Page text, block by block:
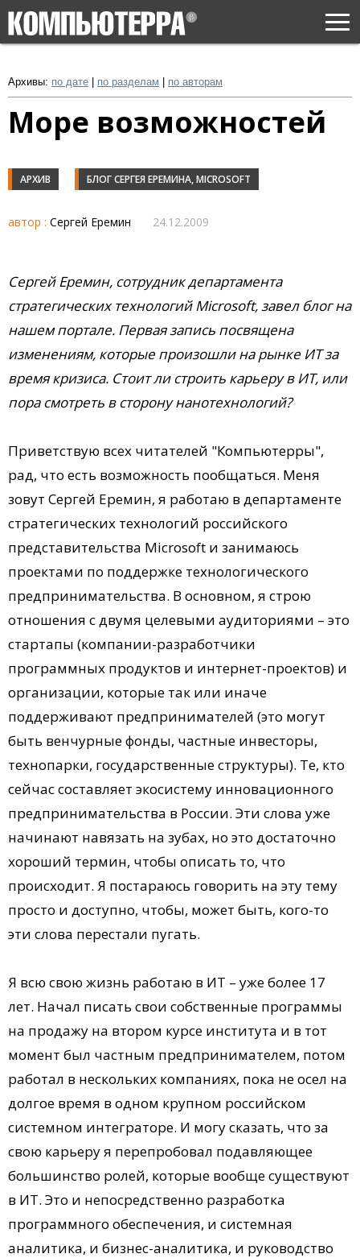
Архивы: по дате по разделам по авторам
Море возможностей
АРХИВ БЛОГ СЕРГЕЯ ЕРЕМИНА, MICROSOFT
автор : Сергей Еремин 24.12.2009
Сергей Еремин, сотрудник департамента
стратегических технологий Microsoft, завел блог на
нашем портале. Первая запись посвящена
изменениям, которые произошли на рынке ИТ за
время кризиса. Стоит ли строить карьеру в ИТ, или
пора смотреть в сторону нанотехнологий?
Приветствую всех читателей "Компьютерры",
рад, что есть возможность пообщаться. Меня
зовут Сергей Еремин, я работаю в департаменте
стратегических технологий российского
представительства Microsoft и занимаюсь
проектами по поддержке технологического
предпринимательства. В основном, я строю
отношения с двумя целевыми аудиториями – это
стартапы (компании-разработчики
программных продуктов и интернет-проектов) и
организации, которые так или иначе
поддерживают предпринимателей (это могут
быть венчурные фонды, частные инвесторы,
технопарки, государственные структуры). Те, кто
сейчас составляет экосистему инновационного
предпринимательства в России. Эти слова уже
начинают навязать на зубах, но это достаточно
хороший термин, чтобы описать то, что
происходит. Я постараюсь говорить на эту тему
просто и доступно, чтобы, может быть, кого-то
эти слова перестали пугать.
Я всю свою жизнь работаю в ИТ – уже более 17
лет. Начал писать свои собственные программы
на продажу на втором курсе института и в тот
момент был частным предпринимателем, потом
работал в нескольких компаниях, пока не осел на
долгое время в одном крупном российском
системном интеграторе. И могу сказать, что за
свою карьеру я перепробовал подавляющее
большинство ролей, которые вообще существуют
в ИТ. Это и непосредственно разработка
программного обеспечения, и системная
аналитика, и бизнес-аналитика, и руководство